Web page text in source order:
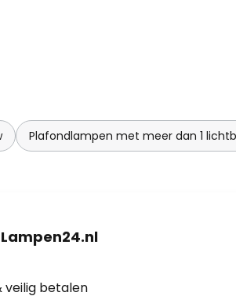
Plafondlampen met meer dan 1
Lampen24.nl
veilig betalen